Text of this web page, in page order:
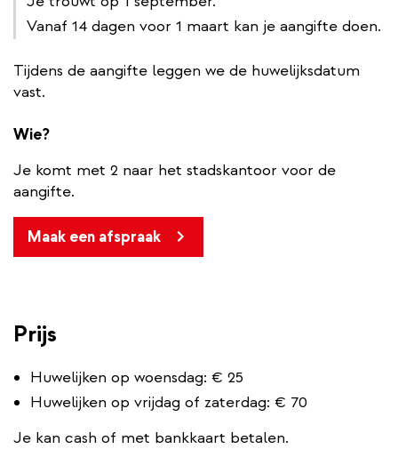
Vanaf 14 dagen voor 1 maart kan je aangifte doen.
Tijdens de aangifte leggen we de huwelijksdatum
vast.
Wie?
Je komt met 2 naar het stadskantoor voor de
aangifte.
Maak een afspraak
Prijs
Huwelijken op woensdag: € 25
Huwelijken op vrijdag of zaterdag: € 70
Je kan cash of met bankkaart betalen.